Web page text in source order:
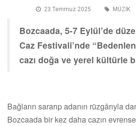
23 Temmuz 2025 MÜZİK
Bozcaada, 5-7 Eylül’de
Caz Festivali’nde
cazı doğa ve yerel kültürle
Bağların sararıp adanın rüzgârıyla
Bozcaada bir kez daha cazın